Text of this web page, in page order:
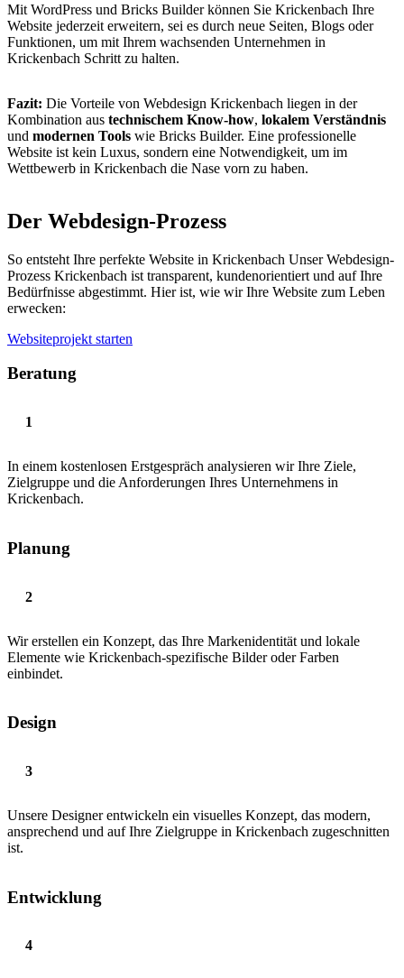
Mit WordPress und Bricks Builder können Sie Krickenbach Ihre
Website jederzeit erweitern, sei es durch neue Seiten, Blogs oder
Funktionen, um mit Ihrem wachsenden Unternehmen in
Krickenbach Schritt zu halten.
Fazit: Die Vorteile von Webdesign Krickenbach liegen in der
Kombination aus technischem Know-how, lokalem Verständnis
und modernen Tools wie Bricks Builder. Eine professionelle
Website ist kein Luxus, sondern eine Notwendigkeit, um im
Wettbewerb in Krickenbach die Nase vorn zu haben.
Der Webdesign-Prozess
So entsteht Ihre perfekte Website in Krickenbach Unser Webdesign-
Prozess Krickenbach ist transparent, kundenorientiert und auf Ihre
Bedürfnisse abgestimmt. Hier ist, wie wir Ihre Website zum Leben
erwecken:
Websiteprojekt starten
Beratung
In einem kostenlosen Erstgespräch analysieren wir Ihre Ziele,
Zielgruppe und die Anforderungen Ihres Unternehmens in
Krickenbach.
Planung
Wir erstellen ein Konzept, das Ihre Markenidentität und lokale
Elemente wie Krickenbach-spezifische Bilder oder Farben
einbindet.
Design
Unsere Designer entwickeln ein visuelles Konzept, das modern,
ansprechend und auf Ihre Zielgruppe in Krickenbach zugeschnitten
ist.
Entwicklung